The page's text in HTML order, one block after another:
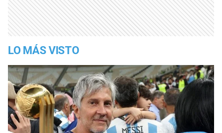
LO MÁS VISTO